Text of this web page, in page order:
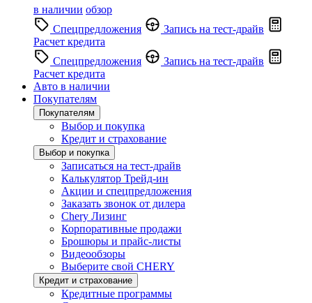
в наличии обзор
Спецпредложения
Запись на тест-драйв
Расчет кредита
Спецпредложения
Запись на тест-драйв
Расчет кредита
Авто в наличии
Покупателям
Покупателям
Выбор и покупка
Кредит и страхование
Выбор и покупка
Записаться на тест-драйв
Калькулятор Трейд-ин
Акции и спецпредложения
Заказать звонок от дилера
Chery Лизинг
Корпоративные продажи
Брошюры и прайс-листы
Видеообзоры
Выберите свой CHERY
Кредит и страхование
Кредитные программы